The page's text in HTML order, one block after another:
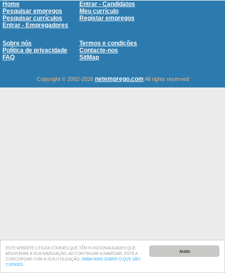
Aceito
ESTE WEBSITE UTILIZA COOKIES QUE TÊM FUNCIONALIDADES QUE
MELHORAM A SUA NAVEGAÇÃO. AO CONTINUAR A NAVEGAR, ESTÁ A
CONCORDAR COM A SUA UTILIZAÇÃO. SAIBA MAIS SOBRE O QUE SÃO
COOKIES
Home
Entrar - Candidatos
Pesquisar empregos
Meu currículo
Pesquisar currículos
Registar empregos
Entrar - Empregadores
Sobre nós
Termos e condições
Política de privacidade
Contacte-nos
FAQ
SitMap
Copyright © 2002-2026 netemprego.com All rights reserved